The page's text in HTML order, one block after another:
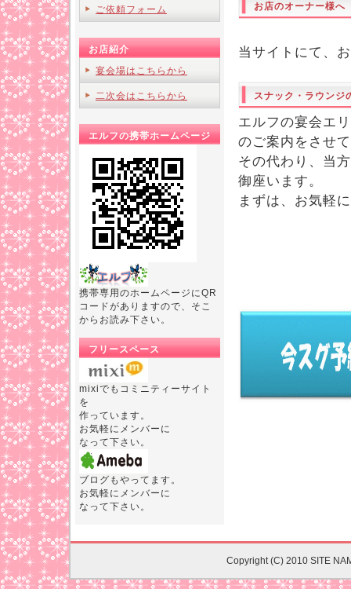
お店のオーナー様へ
当サイトにて、
スナック・ラウンジ
エルフの宴会エ
のご案内をさせ
その代わり、当
御座います。
まずは、お気軽
ご依頼フォーム
お店紹介
宴会場はこちらから
二次会はこちらから
エルフの携帯ホームページ
携帯専用のホームページにQR
コードがありますので、そこ
からお読み下さい。
フリースペース
mixiでもコミニティーサイト
を
作っています。
お気軽にメンバーに
なって下さい。
ブログもやってます。
お気軽にメンバーに
なって下さい。
Copyright (C) 2010 SITE